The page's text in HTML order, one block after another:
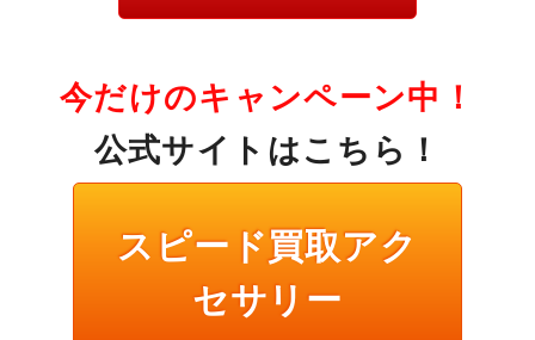
今だけのキャンペーン中！
公式サイトはこちら！
スピード買取アク
セサリー